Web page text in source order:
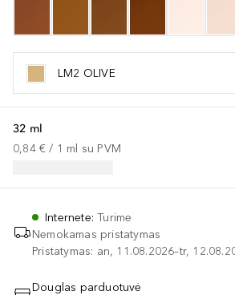
LM2 OLIVE
32 ml
0,84 € / 1 ml su PVM
Internete:Turime
Nemokamas pristatymas
Pristatymas: an, 11.08.2026–tr,
Douglas parduotuvė